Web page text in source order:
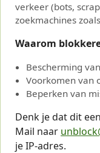
verkeer (bots,
zoekmachines
Waarom
Bescherming
Voorkomen van
Beperken van
Denk je dat dit
Mail naar
je IP-adres.